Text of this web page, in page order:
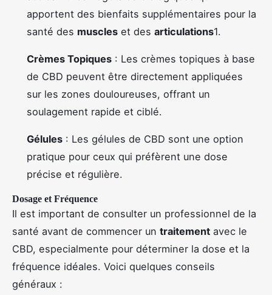
apportent des bienfaits supplémentaires pour la
santé des muscles et des articulations1.
Crèmes Topiques : Les crèmes topiques à base
de CBD peuvent être directement appliquées
sur les zones douloureuses, offrant un
soulagement rapide et ciblé.
Gélules : Les gélules de CBD sont une option
pratique pour ceux qui préfèrent une dose
précise et régulière.
Dosage et Fréquence
Il est important de consulter un professionnel de la
santé avant de commencer un traitement avec le
CBD, especialmente pour déterminer la dose et la
fréquence idéales. Voici quelques conseils
généraux :